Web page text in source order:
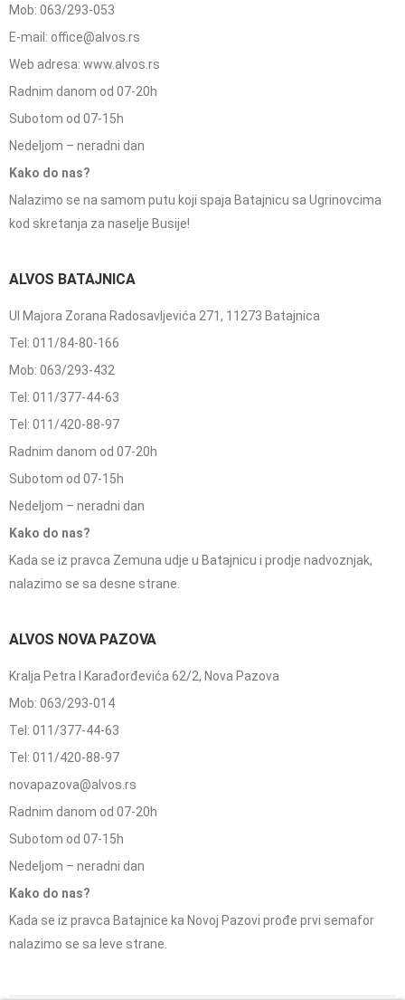
Mob: 063/293-053
E-mail: office@alvos.rs
Web adresa: www.alvos.rs
Radnim danom od 07-20h
Subotom od 07-15h
Nedeljom – neradni dan
Kako do nas?
Nalazimo se na samom putu koji spaja Batajnicu sa Ugrinovcima
kod skretanja za naselje Busije!
ALVOS BATAJNICA
Ul Majora Zorana Radosavljevića 271, 11273 Batajnica
Tel: 011/84-80-166
Mob: 063/293-432
Tel: 011/377-44-63
Tel: 011/420-88-97
Radnim danom od 07-20h
Subotom od 07-15h
Nedeljom – neradni dan
Kako do nas?
Kada se iz pravca Zemuna udje u Batajnicu i prodje nadvoznjak,
nalazimo se sa desne strane.
ALVOS NOVA PAZOVA
Kralja Petra I Karađorđevića 62/2, Nova Pazova
Mob: 063/293-014
Tel: 011/377-44-63
Tel: 011/420-88-97
novapazova@alvos.rs
Radnim danom od 07-20h
Subotom od 07-15h
Nedeljom – neradni dan
Kako do nas?
Kada se iz pravca Batajnice ka Novoj Pazovi prođe prvi semafor
nalazimo se sa leve strane.